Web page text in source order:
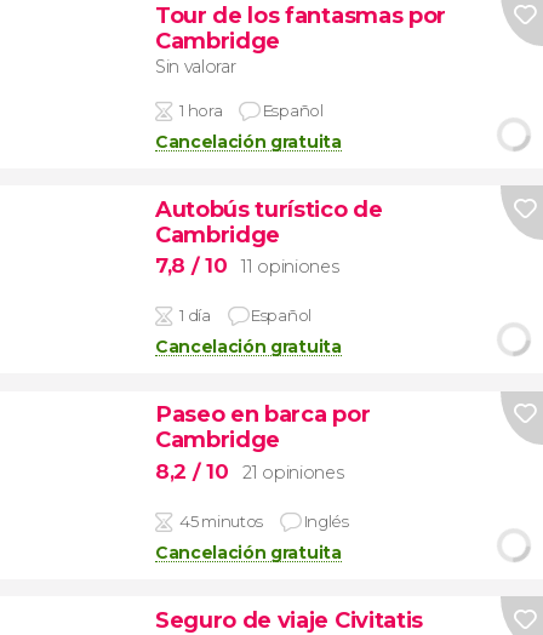
Tour de los fantasmas por
Cambridge
Sin valorar
1 hora Español
Cancelación gratuita
Autobús turístico de
Cambridge
7,8 / 10 11 opiniones
1 día Español
Cancelación gratuita
Paseo en barca por
Cambridge
8,2 / 10 21 opiniones
45 minutos Inglés
Cancelación gratuita
Seguro de viaje Civitatis